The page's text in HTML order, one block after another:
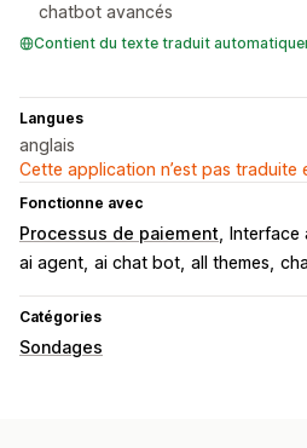
chatbot avancés
Contient du texte traduit
Langues
anglais
Cette application n’est pas traduite
Fonctionne avec
Processus de paiement Interface
ai agent ai chat bot all themes
Catégories
Sondages